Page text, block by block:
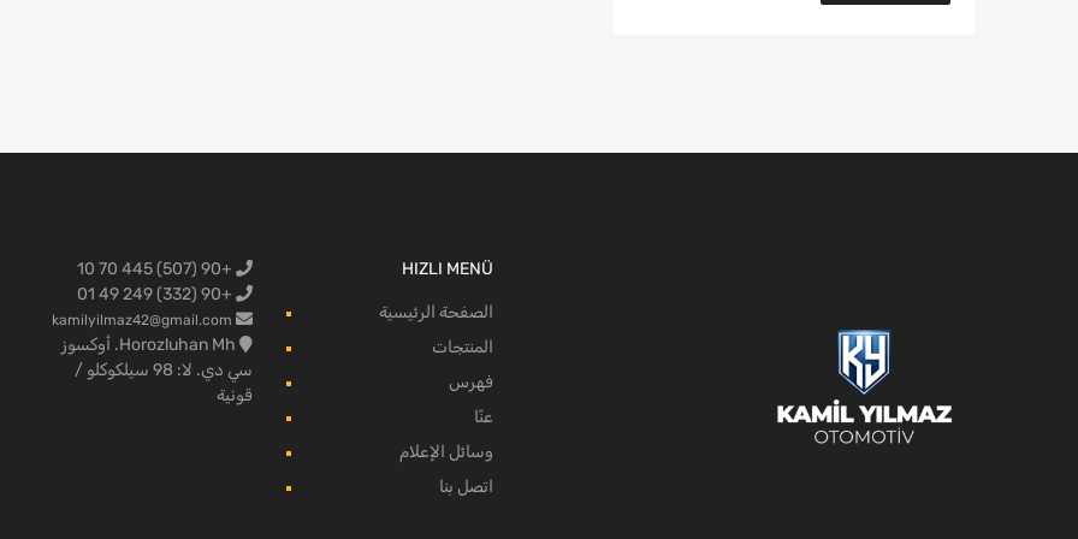
HIZLI MENÜ
الصفحة الرئيسية
المنتجات
فهرس
عنّا
وسائل الإعلام
اتصل بنا
+90 (507) 445 70 10
+90 (332) 249 49 01
kamilyilmaz42@gmail.com
Horozluhan Mh. أوكسوز
سي دي. لا: 98 سيلكوكلو /
قونية